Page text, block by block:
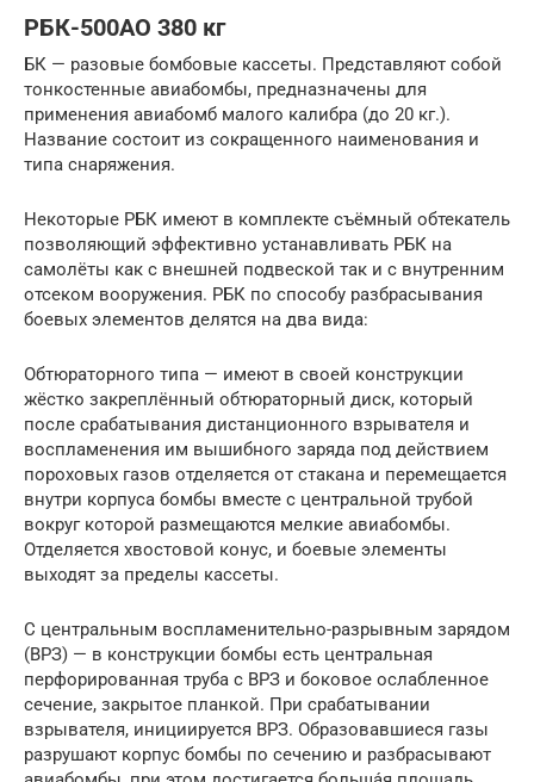
РБК-500АО 380 кг
БК — разовые бомбовые кассеты. Представляют собой
тонкостенные авиабомбы, предназначены для
применения авиабомб малого калибра (до 20 кг.).
Название состоит из сокращенного наименования и
типа снаряжения.
Некоторые РБК имеют в комплекте съёмный обтекатель
позволяющий эффективно устанавливать РБК на
самолёты как с внешней подвеской так и с внутренним
отсеком вооружения. РБК по способу разбрасывания
боевых элементов делятся на два вида:
Обтюраторного типа — имеют в своей конструкции
жёстко закреплённый обтюраторный диск, который
после срабатывания дистанционного взрывателя и
воспламенения им вышибного заряда под действием
пороховых газов отделяется от стакана и перемещается
внутри корпуса бомбы вместе с центральной трубой
вокруг которой размещаются мелкие авиабомбы.
Отделяется хвостовой конус, и боевые элементы
выходят за пределы кассеты.
С центральным воспламенительно-разрывным зарядом
(ВРЗ) — в конструкции бомбы есть центральная
перфорированная труба с ВРЗ и боковое ослабленное
сечение, закрытое планкой. При срабатывании
взрывателя, инициируется ВРЗ. Образовавшиеся газы
разрушают корпус бомбы по сечению и разбрасывают